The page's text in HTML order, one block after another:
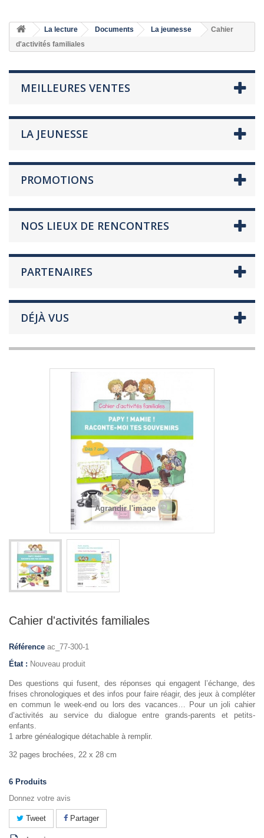
La lecture Documents La jeunesse
Cahier
d'activités familiales
MEILLEURES VENTES
LA JEUNESSE
PROMOTIONS
NOS LIEUX DE RENCONTRES
PARTENAIRES
DÉJÀ VUS
Agrandir l'image
Cahier d'activités familiales
Référence ac_77-300-1
État : Nouveau produit
Des questions qui fusent, des réponses qui engagent l’échange, des
frises chronologiques et des infos pour faire réagir, des jeux à compléter
en commun le week-end ou lors des vacances… Pour un joli cahier
d’activités au service du dialogue entre grands-parents et petits-
enfants.
1 arbre généalogique détachable à remplir.
32 pages brochées, 22 x 28 cm
6 Produits
Donnez votre avis
Tweet Partager